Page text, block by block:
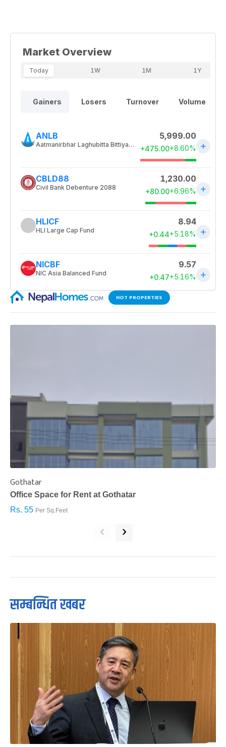
HOT PROPERTIES
Gothatar
Office Space for Rent at Gothatar
Rs. 55 Per Sq.Feet
‹ ›
सम्बन्धित खबर